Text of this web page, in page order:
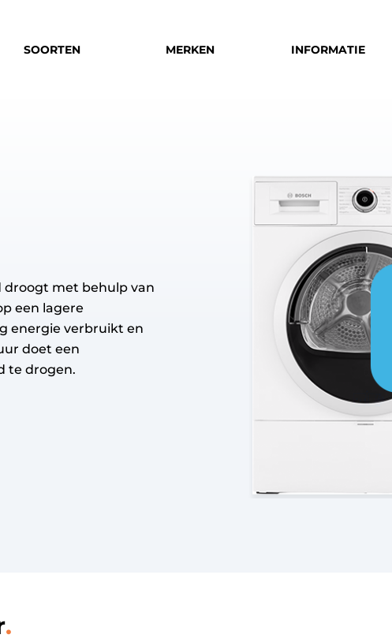
SOORTEN MERKEN INFORMATIE
droogt met behulp van
een lagere
energie verbruikt en
doet een
te drogen.